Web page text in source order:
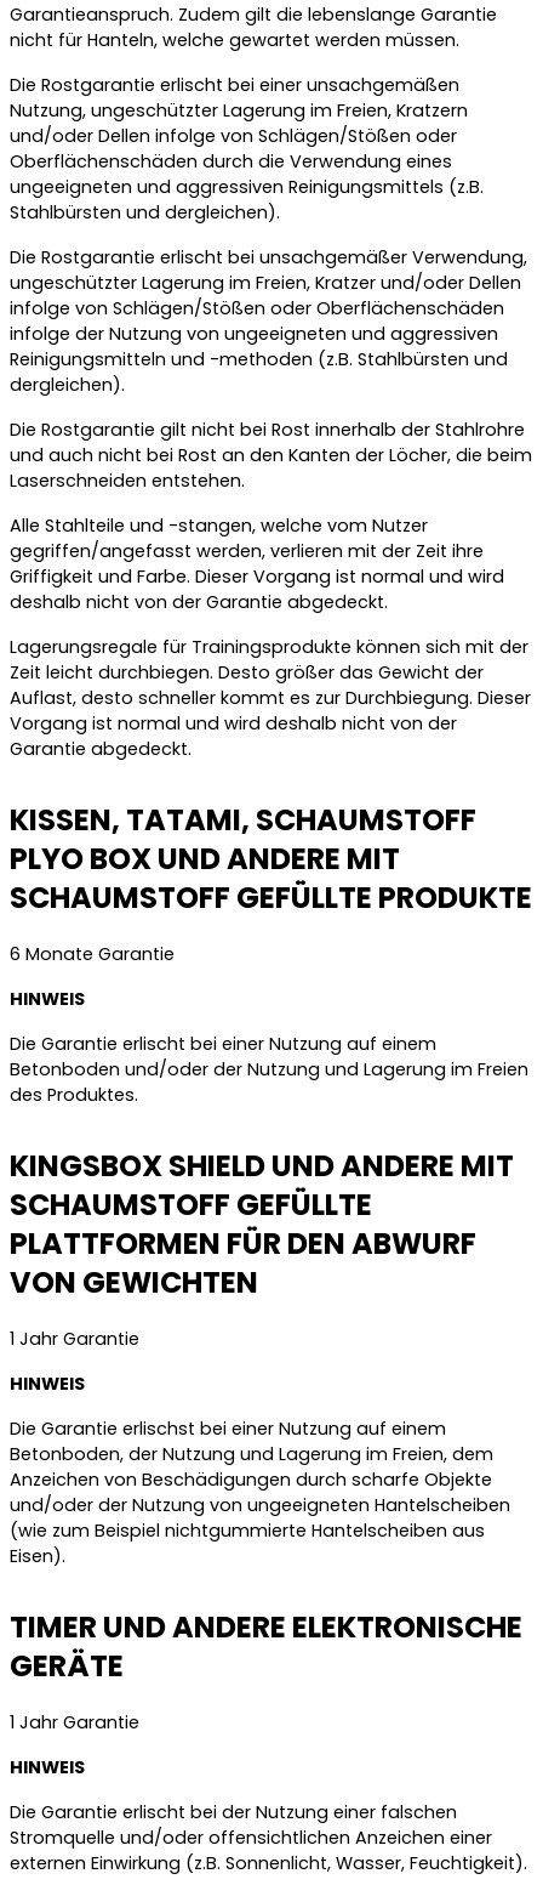
Garantieanspruch. Zudem gilt die lebenslange Garantie
nicht für Hanteln, welche gewartet werden müssen.
Die Rostgarantie erlischt bei einer unsachgemäßen
Nutzung, ungeschützter Lagerung im Freien, Kratzern
und/oder Dellen infolge von Schlägen/Stößen oder
Oberflächenschäden durch die Verwendung eines
ungeeigneten und aggressiven Reinigungsmittels (z.B.
Stahlbürsten und dergleichen).
Die Rostgarantie erlischt bei unsachgemäßer Verwendung,
ungeschützter Lagerung im Freien, Kratzer und/oder Dellen
infolge von Schlägen/Stößen oder Oberflächenschäden
infolge der Nutzung von ungeeigneten und aggressiven
Reinigungsmitteln und -methoden (z.B. Stahlbürsten und
dergleichen).
Die Rostgarantie gilt nicht bei Rost innerhalb der Stahlrohre
und auch nicht bei Rost an den Kanten der Löcher, die beim
Laserschneiden entstehen.
Alle Stahlteile und -stangen, welche vom Nutzer
gegriffen/angefasst werden, verlieren mit der Zeit ihre
Griffigkeit und Farbe. Dieser Vorgang ist normal und wird
deshalb nicht von der Garantie abgedeckt.
Lagerungsregale für Trainingsprodukte können sich mit der
Zeit leicht durchbiegen. Desto größer das Gewicht der
Auflast, desto schneller kommt es zur Durchbiegung. Dieser
Vorgang ist normal und wird deshalb nicht von der
Garantie abgedeckt.
KISSEN, TATAMI, SCHAUMSTOFF
PLYO BOX UND ANDERE MIT
SCHAUMSTOFF GEFÜLLTE PRODUKTE
6 Monate Garantie
HINWEIS
Die Garantie erlischt bei einer Nutzung auf einem
Betonboden und/oder der Nutzung und Lagerung im Freien
des Produktes.
KINGSBOX SHIELD UND ANDERE MIT
SCHAUMSTOFF GEFÜLLTE
PLATTFORMEN FÜR DEN ABWURF
VON GEWICHTEN
1 Jahr Garantie
HINWEIS
Die Garantie erlischst bei einer Nutzung auf einem
Betonboden, der Nutzung und Lagerung im Freien, dem
Anzeichen von Beschädigungen durch scharfe Objekte
und/oder der Nutzung von ungeeigneten Hantelscheiben
(wie zum Beispiel nichtgummierte Hantelscheiben aus
Eisen).
TIMER UND ANDERE ELEKTRONISCHE
GERÄTE
1 Jahr Garantie
HINWEIS
Die Garantie erlischt bei der Nutzung einer falschen
Stromquelle und/oder offensichtlichen Anzeichen einer
externen Einwirkung (z.B. Sonnenlicht, Wasser, Feuchtigkeit).